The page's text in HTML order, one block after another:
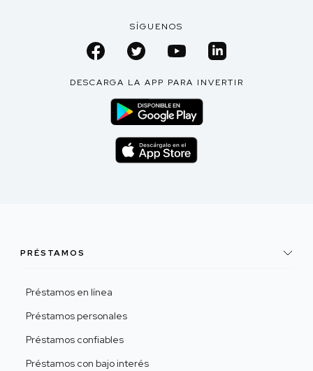
SÍGUENOS
DESCARGA LA APP PARA INVERTIR
PRÉSTAMOS
Préstamos en línea
Préstamos personales
Préstamos confiables
Préstamos con bajo interés